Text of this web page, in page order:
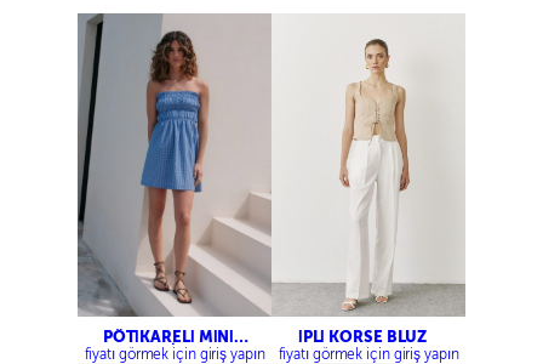
PÖTİKARELİ MİNİ
ELBİSE
fiyatı görmek için giriş yapın
İPLİ KORSE BLUZ
fiyatı görmek için giriş yapın